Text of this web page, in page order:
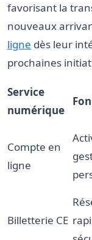
favorisant la
nouveaux
ligne dès leur
prochaines
Service
numérique
Compte en
ligne
Billetterie CE